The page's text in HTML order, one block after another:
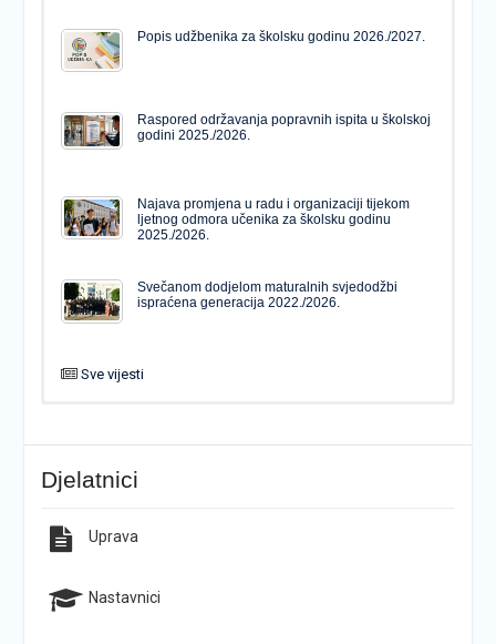
Popis udžbenika za školsku godinu 2026./2027.
Raspored održavanja popravnih ispita u školskoj
godini 2025./2026.
Najava promjena u radu i organizaciji tijekom
ljetnog odmora učenika za školsku godinu
2025./2026.
Svečanom dodjelom maturalnih svjedodžbi
ispraćena generacija 2022./2026.
Sve vijesti
Popis udžbenika za školsku godinu 2026./2027.
godini 2025./2026.
Natječaj za upis u 1. razred Katoličke gimnazije s
pravom javnosti
Djelatnici
Uprava
Nastavnici